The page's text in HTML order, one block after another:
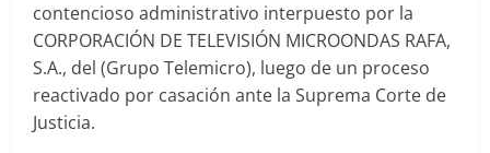
contencioso administrativo interpuesto por la
CORPORACIÓN DE TELEVISIÓN MICROONDAS RAFA,
S.A., del (Grupo Telemicro), luego de un proceso
reactivado por casación ante la Suprema Corte de
Justicia.